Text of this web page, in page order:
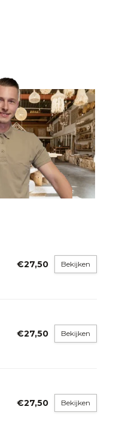
€27,50 Bekijken
€27,50 Bekijken
€27,50 Bekijken